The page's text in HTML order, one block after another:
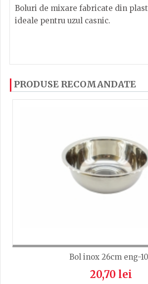
Boluri de mixare fabricate din
ideale pentru uzul casnic.
cu ajutorul steluțelor, și scrieți
a putea să scrieți părerea trebuie
PRODUSE RECOMANDATE
Bol inox 26cm eng-
20,70 lei